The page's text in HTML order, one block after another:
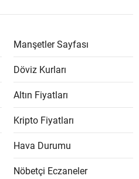
Manşetler Sayfası
Döviz Kurları
Altın Fiyatları
Kripto Fiyatları
Hava Durumu
Nöbetçi Eczaneler